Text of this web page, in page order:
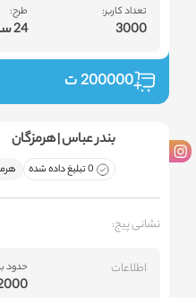
تعداد کاربر:
3000
طرح:
24 ساعته
200000ت
بندر عباس | هرمزگان
0 تبلیغ داده شده
نشانی پیج:
اطلاعات حدود